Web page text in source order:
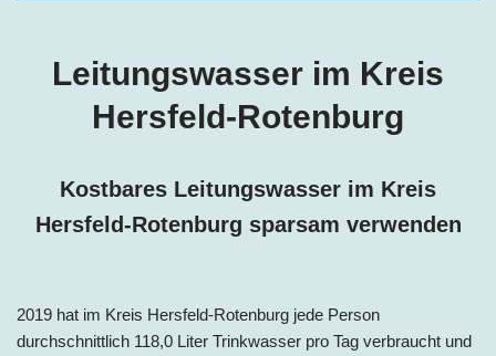
Leitungswasser im Kreis
Hersfeld-Rotenburg
Kostbares Leitungswasser im Kreis
Hersfeld-Rotenburg sparsam verwenden
2019 hat im Kreis Hersfeld-Rotenburg jede Person
durchschnittlich 118,0 Liter Trinkwasser pro Tag verbraucht und